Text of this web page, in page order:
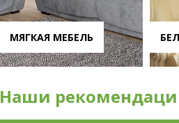
МЯГКАЯ МЕБЕЛЬ
Наши